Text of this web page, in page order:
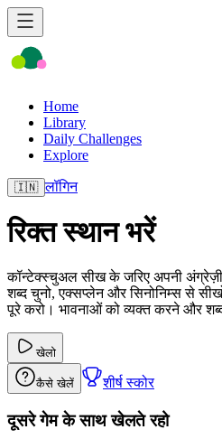
Home
Library
Daily Challenges
Explore
🇮🇳 लॉगिन
रिक्त स्थान भरें
कॉन्टेक्स्चुअल सीख के जरिए अपनी अंग्रेज़ी
शब्द चुनो, एक्सप्लेन और सिनोनिम्स से
पूरे करो। भावनाओं को व्यक्त करने और
खेलो
कैसे खेलें शीर्ष स्कोर
दूसरे गेम के साथ खेलते रहो